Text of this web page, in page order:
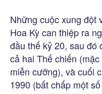
Những cuộc xung đột
Hoa Kỳ can thiệp ra
đầu thế kỷ 20, sau đó
cả hai Thế chiến
miễn cưỡng), và cuối
1990 (bất chấp một